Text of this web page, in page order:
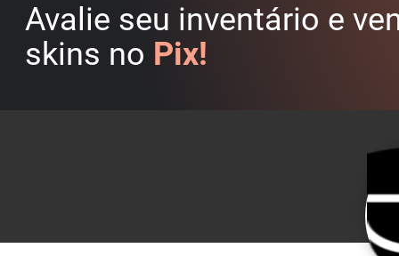
Avalie seu inventário e
skins no Pix!